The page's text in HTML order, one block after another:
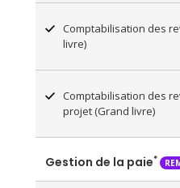
Comptabilisation des
livre)
Comptabilisation des
projet (Grand livre)
Gestion de la paie*